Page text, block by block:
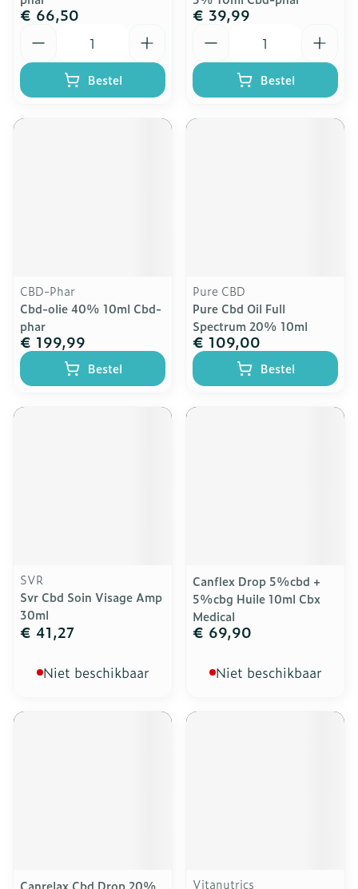
€ 66,50
Bestel
€ 39,99
Bestel
CBD-Phar
Cbd-olie 40% 10ml Cbd-
phar
€ 199,99
Bestel
Pure CBD
Pure Cbd Oil Full
Spectrum 20% 10ml
€ 109,00
Bestel
SVR
Svr Cbd Soin Visage Amp
30ml
€ 41,27
Niet beschikbaar
Canflex Drop 5%cbd +
5%cbg Huile 10ml Cbx
Medical
€ 69,90
Niet beschikbaar
Canrelax Cbd Drop 20%
Vitanutrics